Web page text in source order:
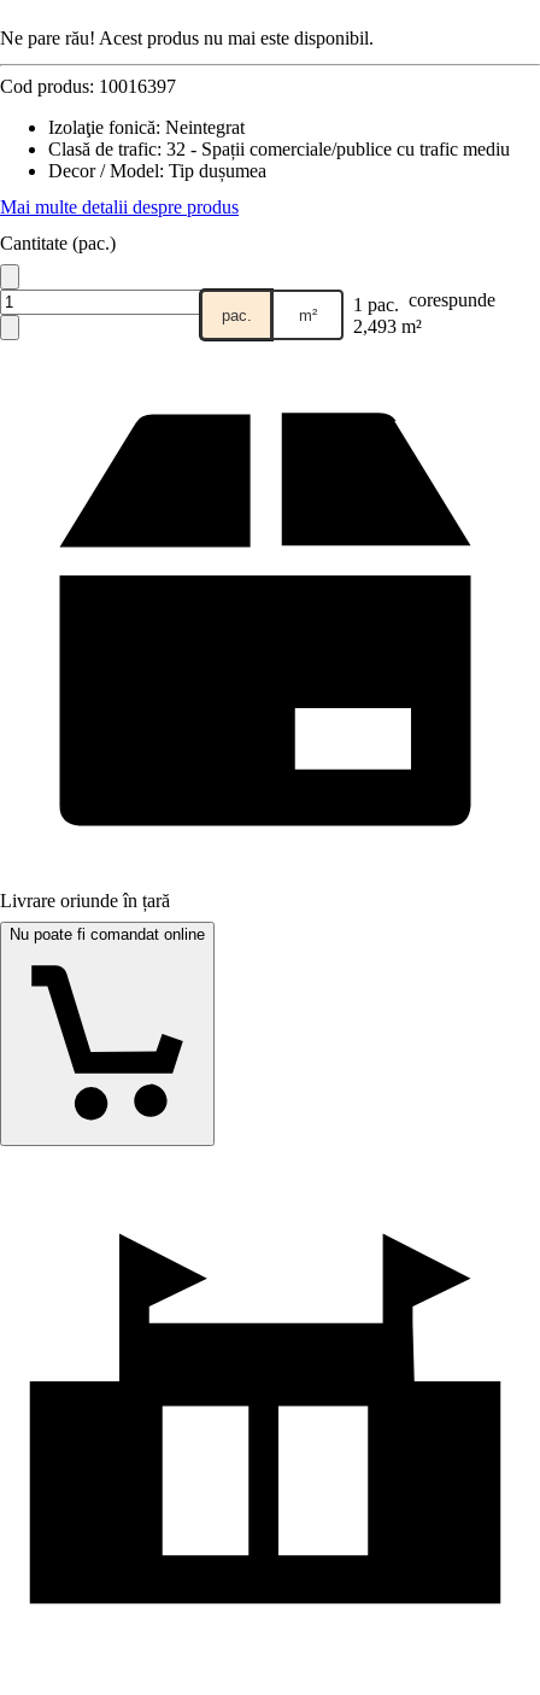
Ne pare rău! Acest produs nu mai este disponibil.
Cod produs: 10016397
Izolaţie fonică: Neintegrat
Clasă de trafic: 32 - Spații comerciale/publice cu trafic mediu
Decor / Model: Tip dușumea
Mai multe detalii despre produs
Cantitate (pac.)
pac. m² 1 pac. corespunde
2,493 m²
Livrare oriunde în țară
Nu poate fi comandat online